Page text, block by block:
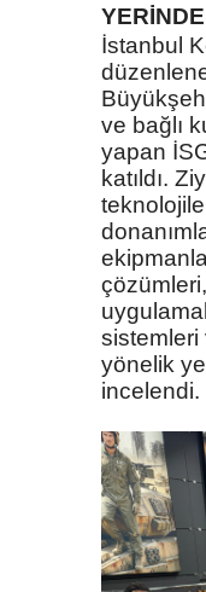
İstanbul
ve bağlı
yapan
katıldı.
sistemleri
yönelik
incelendi.